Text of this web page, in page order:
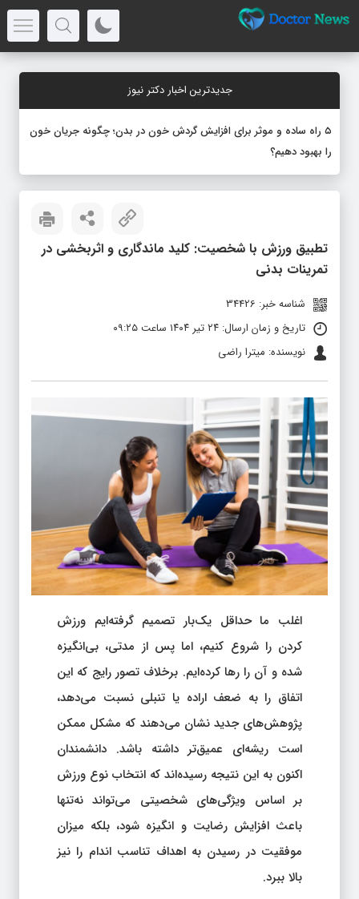
جدیدترین اخبار دکتر نیوز
۵ راه ساده و موثر برای افزایش گردش خون در بدن؛ چگونه جریان خون
را بهبود دهیم؟
تطبیق ورزش با شخصیت: کلید ماندگاری و اثربخشی در
تمرینات بدنی
شناسه خبر: 34426
تاریخ و زمان ارسال: ۲۴ تیر ۱۴۰۴ ساعت ۰۹:۲۵
نویسنده: میترا راضی
اغلب ما حداقل یک‌بار تصمیم گرفته‌ایم ورزش
کردن را شروع کنیم، اما پس از مدتی، بی‌انگیزه
شده و آن را رها کرده‌ایم. برخلاف تصور رایج که این
اتفاق را به ضعف اراده یا تنبلی نسبت می‌دهد،
پژوهش‌های جدید نشان می‌دهند که مشکل ممکن
است ریشه‌ای عمیق‌تر داشته باشد. دانشمندان
اکنون به این نتیجه رسیده‌اند که انتخاب نوع ورزش
بر اساس ویژگی‌های شخصیتی می‌تواند نه‌تنها
باعث افزایش رضایت و انگیزه شود، بلکه میزان
موفقیت در رسیدن به اهداف تناسب اندام را نیز
بالا ببرد.